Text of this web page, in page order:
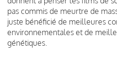
pas commis de meurtre de
juste bénéficié de meilleures
environnementales et de
génétiques.